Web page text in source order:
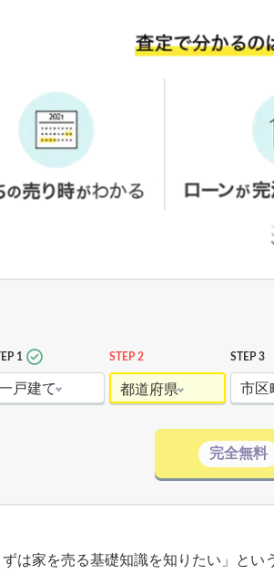
1
戸建て
STEP 2
都道府県
STEP 3
市区
完全無料
ずは家を売る基礎知識を知りたい」とい